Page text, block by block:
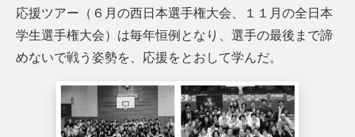
応援ツアー（６月の西日本選手権大会、１１月の全日本
学生選手権大会）は毎年恒例となり、選手の最後まで諦
めないで戦う姿勢を、応援をとおして学んだ。